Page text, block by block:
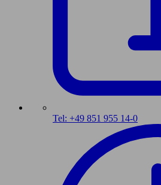
Tel: +49 851 955 14-0